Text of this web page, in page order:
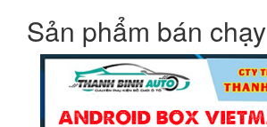
Sản phẩm bán chạy